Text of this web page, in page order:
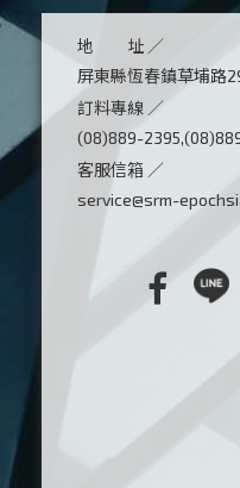
地 址 ／
屏東縣恆春鎮草埔路
訂料專線 ／
(08)889-
客服信箱 ／
service@srm-